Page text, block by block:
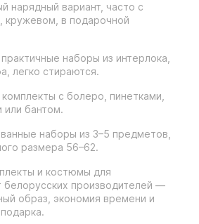
нарядный вариант, часто с
кружевом, в подарочной
наборы из интерлока,
легко стираются.
с болеро, пинетками,
или бантом.
наборы из 3–5 предметов,
размера 56–62.
и костюмы для
производителей —
образ, экономия времени и